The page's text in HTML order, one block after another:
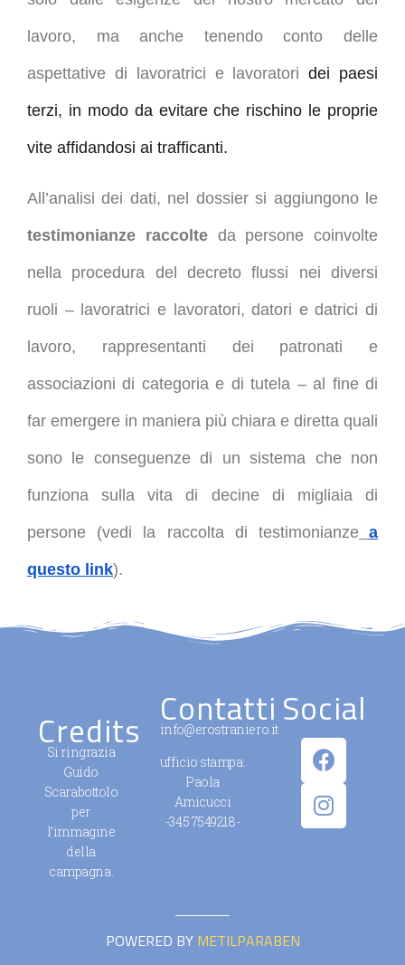
lavoro, ma anche tenendo conto delle
aspettative di lavoratrici e lavoratoridei paesi
terzi, in modo da evitare che rischino le proprie
vite affidandosi ai trafficanti.
All’analisi dei dati, nel dossier si aggiungono le
testimonianze raccolteda persone coinvolte
nella procedura del decreto flussi nei diversi
ruoli – lavoratrici e lavoratori, datori e datrici di
lavoro, rappresentanti dei patronati e
associazioni di categoria e di tutela – al fine di
far emergere in maniera più chiara e diretta quali
sono le conseguenze di un sistema che non
funziona sulla vita di decine di migliaia di
persone (vedi la raccolta di testimonianze a
questo link).
Credits
Si ringrazia
Guido
Scarabottolo
per
l’immagine
della
campagna.
Contatti
info@erostraniero.it
ufficio stampa:
Paola
Amicucci
-345 7549218-
Social
POWERED BY METILPARABEN